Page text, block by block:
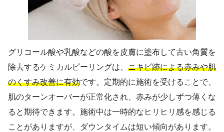
グリコール酸や乳酸などの酸を皮膚に塗布して古い角質を
除去するケミカルピーリングは、 ニキビ跡による赤みや肌
のくすみ改善に有効です。定期的に施術を受けることで、
肌のターンオーバーが正常化され、赤みが少しずつ薄くな
ると期待できます。施術中は一時的なヒリヒリ感を感じる
ことがありますが、ダウンタイムは短い傾向があります。